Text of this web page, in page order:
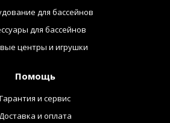
для бассейнов
для бассейнов
центры и игрушки
Помощь
Гарантия и сервис
и оплата